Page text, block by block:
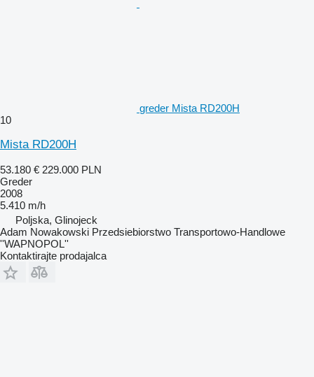
greder Mista RD200H
10
Mista RD200H
53.180 € 229.000 PLN
Greder
2008
5.410 m/h
Poljska, Glinojeck
Adam Nowakowski Przedsiebiorstwo Transportowo-Handlowe
''WAPNOPOL''
Kontaktirajte prodajalca